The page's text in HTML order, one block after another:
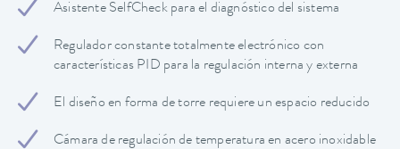
Asistente SelfCheck para el diagnóstico del sistema
Regulador constante totalmente electrónico con
características PID para la regulación interna y externa
El diseño en forma de torre requiere un espacio reducido
Cámara de regulación de temperatura en acero inoxidable